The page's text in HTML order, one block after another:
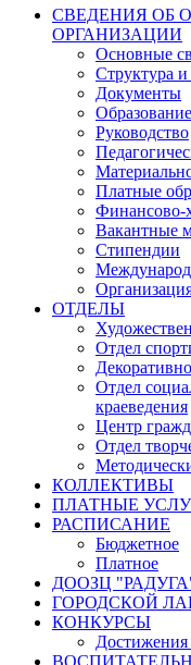
СВЕДЕНИЯ ОБ
ОРГАНИЗАЦИИ
Основные
Структура
Документы
Образование
Руководство
Платные
Финансово-
Вакантные
Стипендии
ОТДЕЛЫ
Отдел
Отдел
краеведения
Центр
Отдел
КОЛЛЕКТИВЫ
ПЛАТНЫЕ
РАСПИСАНИЕ
Бюджетное
Платное
ДООЗЦ
ГОРОДСКОЙ
КОНКУРСЫ